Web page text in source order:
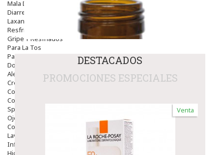
Mala Digestion
Diarrea / Estreñimiento / Vómitos
Laxantes
Resfriados
Gripe Y Resfriados
Para La Tos
Para Descongestionar La Nariz
Dolor De Garganta
Alergias Y Picaduras
Cremas
Comprimidos
Colirios
Sprays
Ojos Y Oidos
Congestión
Lavado Ojos
Inflamación Del Oido (otitis)
Higiene Oido
DESTACADOS
PROMOCIONES ESPECIALES
Venta